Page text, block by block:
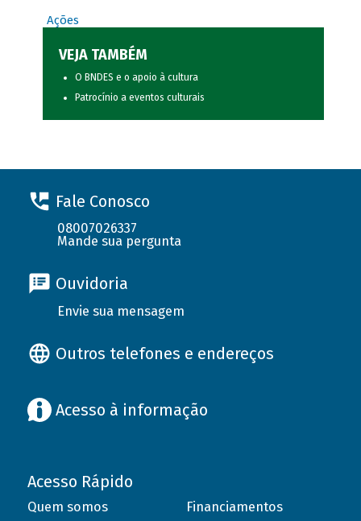
Ações
VEJA TAMBÉM
O BNDES e o apoio à cultura
Patrocínio a eventos culturais
Fale Conosco
08007026337
Mande sua pergunta
Ouvidoria
Envie sua mensagem
Outros telefones e endereços
Acesso à informação
Acesso Rápido
Quem somos
Financiamentos